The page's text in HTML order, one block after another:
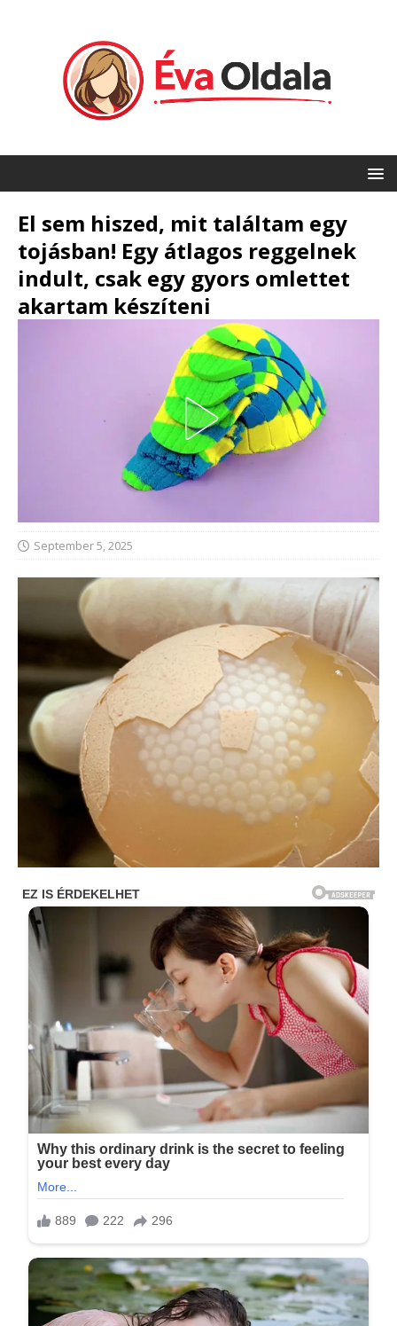
El sem hiszed, mit találtam egy
tojásban! Egy átlagos reggelnek
indult, csak egy gyors omlettet
akartam készíteni
September 5, 2025